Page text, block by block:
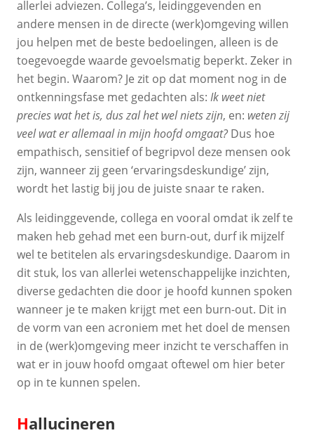
allerlei adviezen. Collega’s, leidinggevenden en
andere mensen in de directe (werk)omgeving willen
jou helpen met de beste bedoelingen, alleen is de
toegevoegde waarde gevoelsmatig beperkt. Zeker in
het begin. Waarom? Je zit op dat moment nog in de
ontkenningsfase met gedachten als: Ik weet niet
precies wat het is, dus zal het wel niets zijn, en: weten zij
veel wat er allemaal in mijn hoofd omgaat?Dus hoe
empathisch, sensitief of begripvol deze mensen ook
zijn, wanneer zij geen ‘ervaringsdeskundige’ zijn,
wordt het lastig bij jou de juiste snaar te raken.
Als leidinggevende, collega en vooral omdat ik zelf te
maken heb gehad met een burn-out, durf ik mijzelf
wel te betitelen als ervaringsdeskundige. Daarom in
dit stuk, los van allerlei wetenschappelijke inzichten,
diverse gedachten die door je hoofd kunnen spoken
wanneer je te maken krijgt met een burn-out. Dit in
de vorm van een acroniem met het doel de mensen
in de (werk)omgeving meer inzicht te verschaffen in
wat er in jouw hoofd omgaat oftewel om hier beter
op in te kunnen spelen.
Hallucineren